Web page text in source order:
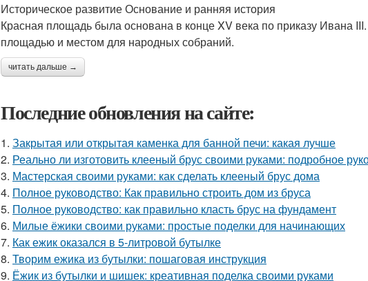
Историческое развитие Основание и ранняя история
Красная площадь была основана в конце XV века по приказу Ивана
площадью и местом для народных собраний.
читать дальше →
Последние обновления на сайте:
1. Закрытая или открытая каменка для банной печи: какая лучше
2. Реально ли изготовить клееный брус своими руками: подробное
3. Мастерская своими руками: как сделать клееный брус дома
4. Полное руководство: Как правильно строить дом из бруса
5. Полное руководство: как правильно класть брус на фундамент
6. Милые ёжики своими руками: простые поделки для начинающих
7. Как ежик оказался в 5-литровой бутылке
8. Творим ежика из бутылки: пошаговая инструкция
9. Ёжик из бутылки и шишек: креативная поделка своими руками